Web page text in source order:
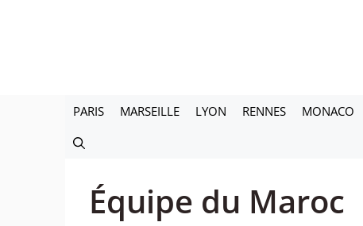
PARIS MARSEILLE LYON RENNES MONACO
Équipe du Maroc